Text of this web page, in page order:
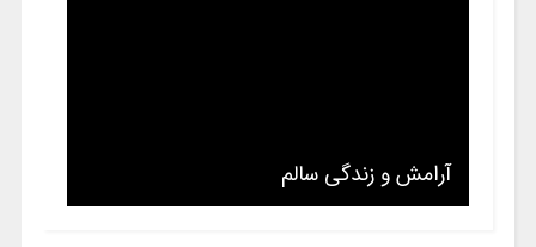
آرامش و زندگی سالم